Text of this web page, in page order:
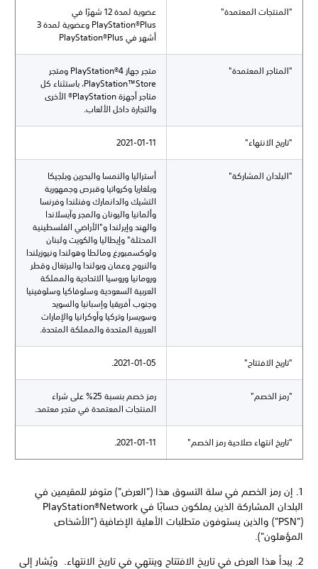
"المنتجات المعتمدة"
عضوية لمدة 12 شهرًا في
PlayStation®Plus وعضوية لمدة 3
أشهر في PlayStation®Plus
"المتاجر المعتمدة"
متجر جهاز PlayStation®4 ومتجر
PlayStation™Store، باستثناء كل
متاجر أجهزة PlayStation® الأخرى
والتجارة داخل الألعاب.
"تاريخ الانتهاء" 2021-01-11
"البلدان المشاركة"
أستراليا والنمسا والبحرين وبلجيكا
وبلغاريا وكرواتيا وقبرص وجمهورية
التشيك والدانمارك وفنلندا وفرنسا
وألمانيا واليونان والمجر وآيسلاندا
والهند وإيرلندا و"الأراضي الفلسطينية
المحتلة" وإيطاليا والكويت ولبنان
ولوكسمبورغ ومالطا وهولندا ونيوزيلندا
والنروج وعمان وبولندا والبرتغال وقطر
ورومانيا وروسيا الاتحادية والمملكة
العربية السعودية وسلوفاكيا وسلوفينيا
وجنوب أفريقيا وإسبانيا والسويد
وسويسرا وتركيا وأوكرانيا والإمارات
العربية المتحدة والمملكة المتحدة.
"تاريخ الافتتاح" 2021-01-05.
"رمز الخصم"
رمز خصم بنسبة 25% على شراء
المنتجات المعتمدة في متجر معتمد.
"تاريخ انتهاء صلاحية رمز الخصم" 2021-01-11.
1. إن رمز الخصم في سلة التسوق هذا ("العرض") متوفر للمقيمين في
("PSN") والذين يستوفون متطلبات الأهلية الإضافية ("الأشخاص
المؤهلون").
2. يبدأ هذا العرض في تاريخ الافتتاح وينتهي في تاريخ الانتهاء. ويُشار إلى